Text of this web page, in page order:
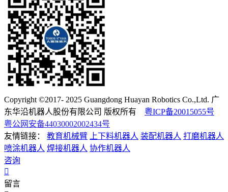
Copyright ©2017- 2025 Guangdong Huayan Robotics Co.,Ltd. 广
东华沿机器人股份有限公司 版权所有 粤ICP备20015055号
粤公网安备44030002002434号
友情链接：
教育机械臂 上下料机器人 装配机器人 打磨机器人
喷涂机器人 焊接机器人 协作机器人
咨询
留言